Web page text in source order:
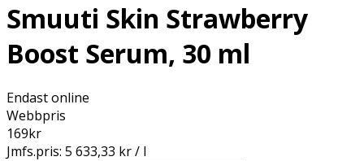
Smuuti Skin Strawberry
Boost Serum, 30 ml
Endast online
Webbpris
169kr
Jmfs.pris: 5 633,33 kr / l